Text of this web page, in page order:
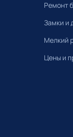
Ремонт
Замки и
Мелкий
Цены и